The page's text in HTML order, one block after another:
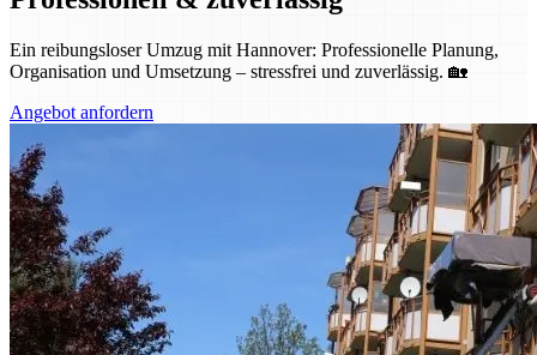
Ein reibungsloser Umzug mit Hannover: Professionelle Planung,
Organisation und Umsetzung – stressfrei und zuverlässig. 🏡
Angebot anfordern